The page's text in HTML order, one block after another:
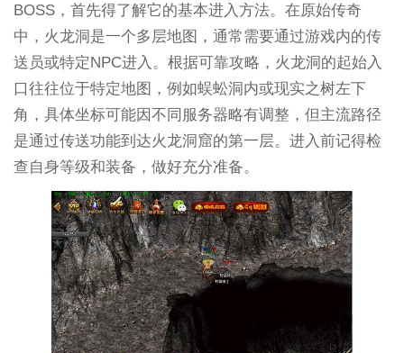
BOSS，首先得了解它的基本进入方法。在原始传奇
中，火龙洞是一个多层地图，通常需要通过游戏内的传
送员或特定NPC进入。根据可靠攻略，火龙洞的起始入
口往往位于特定地图，例如蜈蚣洞内或现实之树左下
角，具体坐标可能因不同服务器略有调整，但主流路径
是通过传送功能到达火龙洞窟的第一层。进入前记得检
查自身等级和装备，做好充分准备。